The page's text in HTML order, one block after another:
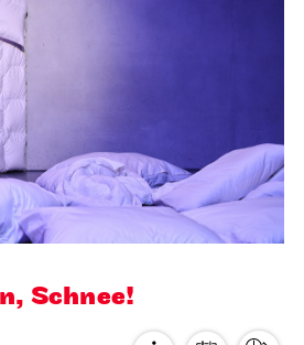
Schauspielhaus